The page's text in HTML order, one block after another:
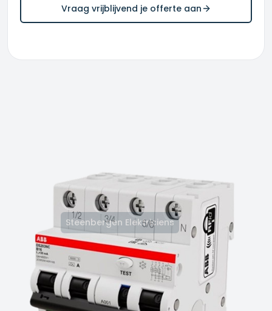
Vraag vrijblijvend je offerte aan
Steenbergen Elektriciens